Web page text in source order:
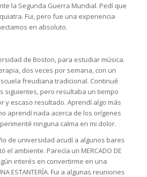
la Segunda Guerra Mundial. Pedí que
Fui, pero fue una experiencia
en absoluto.
de Boston, para estudiar música.
dos veces por semana, con un
freudiana tradicional. Continué
siguientes, pero resultaba un tiempo
y escaso resultado. Aprendí algo más
aprendí nada acerca de los orígenes
ninguna calma en mi dolor.
de universidad acudí a algunos bares
el ambiente. Parecía un MERCADO DE
interés en convertirme en una
ESTANTERÍA. Fui a algunas reuniones